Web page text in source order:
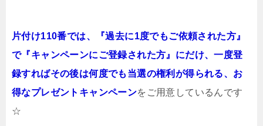
片付け110番では、『過去に1度でもご依頼された方』
で『キャンペーンにご登録された方』にだけ、一度登
録すればその後は何度でも当選の権利が得られる、お
得なプレゼントキャンペーンをご用意しているんです
☆